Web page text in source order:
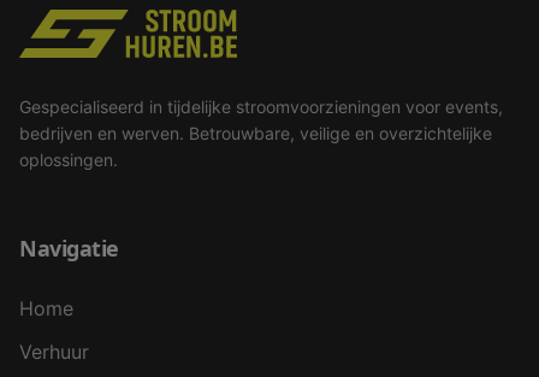
Gespecialiseerd in tijdelijke stroomvoorzieningen voor events,
bedrijven en werven. Betrouwbare, veilige en overzichtelijke
oplossingen.
Navigatie
Home
Verhuur